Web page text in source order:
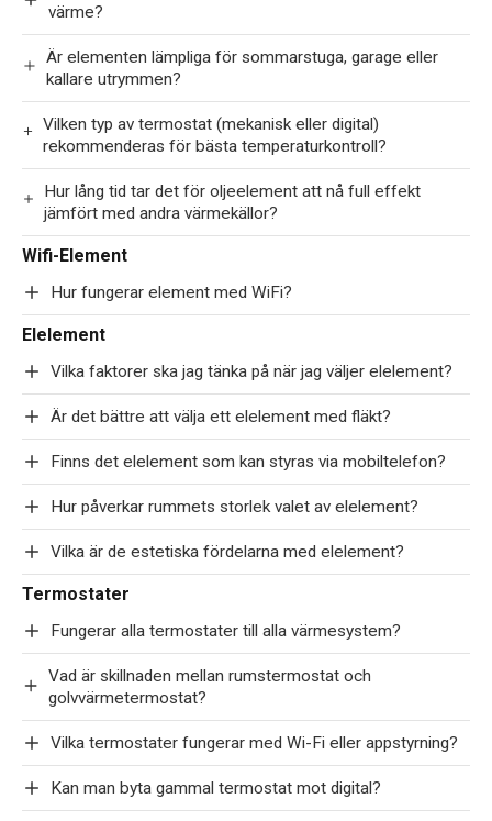
värme?
Är elementen lämpliga för sommarstuga, garage eller
kallare utrymmen?
Vilken typ av termostat (mekanisk eller digital)
rekommenderas för bästa temperaturkontroll?
Hur lång tid tar det för oljeelement att nå full effekt
jämfört med andra värmekällor?
Wifi-Element
Hur fungerar element med WiFi?
Elelement
Vilka faktorer ska jag tänka på när jag väljer elelement?
Är det bättre att välja ett elelement med fläkt?
Finns det elelement som kan styras via mobiltelefon?
Hur påverkar rummets storlek valet av elelement?
Vilka är de estetiska fördelarna med elelement?
Termostater
Fungerar alla termostater till alla värmesystem?
Vad är skillnaden mellan rumstermostat och
golvvärmetermostat?
Vilka termostater fungerar med Wi-Fi eller appstyrning?
Kan man byta gammal termostat mot digital?